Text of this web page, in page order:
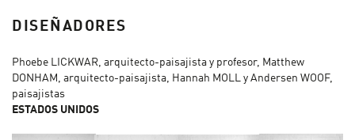
DISEÑADORES
Phoebe LICKWAR, arquitecto-paisajista y profesor, Matthew
DONHAM, arquitecto-paisajista, Hannah MOLL y Andersen WOOF,
paisajistas
ESTADOS UNIDOS